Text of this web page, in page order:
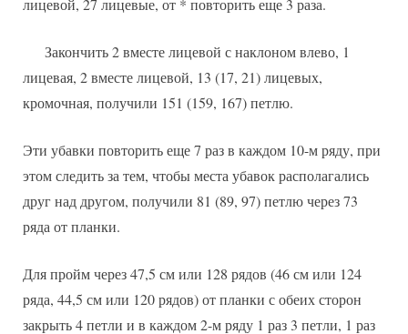
лицевой, 27 лицевые, от * повторить еще 3 раза.
Закончить 2 вместе лицевой с наклоном влево, 1
лицевая, 2 вместе лицевой, 13 (17, 21) лицевых,
кромочная, получили 151 (159, 167) петлю.
Эти убавки повторить еще 7 раз в каждом 10-м ряду, при
этом следить за тем, чтобы места убавок располагались
друг над другом, получили 81 (89, 97) петлю через 73
ряда от планки.
Для пройм через 47,5 см или 128 рядов (46 см или 124
ряда, 44,5 см или 120 рядов) от планки с обеих сторон
закрыть 4 петли и в каждом 2-м ряду 1 раз 3 петли, 1 раз